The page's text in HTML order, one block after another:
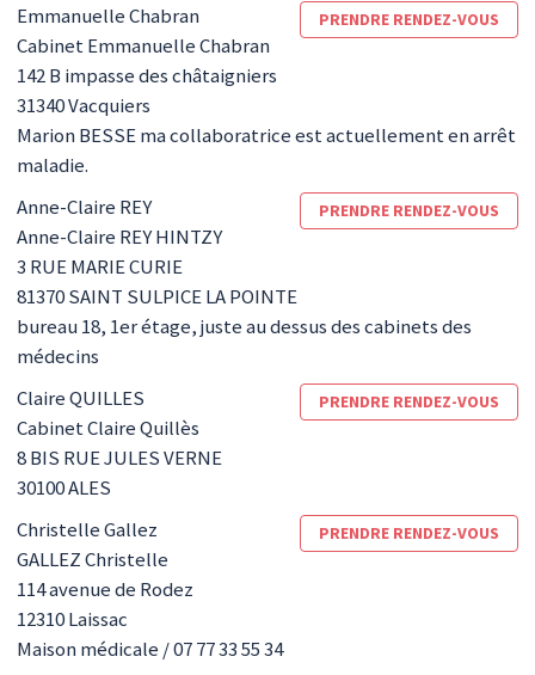
EmmanuelleChabran PRENDRE RENDEZ-VOUS
Cabinet Emmanuelle Chabran
142 B impasse des châtaigniers
31340Vacquiers
Marion BESSE ma collaboratrice est actuellement en arrêt
maladie.
Anne-Claire REY PRENDRE RENDEZ-VOUS
Anne-Claire REY HINTZY
3 RUE MARIE CURIE
81370SAINT SULPICE LA POINTE
bureau 18, 1er étage, juste au dessus des cabinets des
médecins
ClaireQUILLES PRENDRE RENDEZ-VOUS
Cabinet Claire Quillès
8 BIS RUE JULES VERNE
30100ALES
ChristelleGallez PRENDRE RENDEZ-VOUS
GALLEZ Christelle
114 avenue de Rodez
12310Laissac
Maison médicale / 07 77 33 55 34